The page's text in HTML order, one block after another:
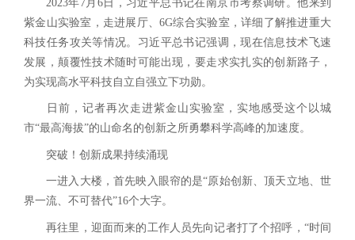
2023年7月6日，习近平总书记在南京市考察调研。他来到
紫金山实验室，走进展厅、6G综合实验室，详细了解推进重大
科技任务攻关等情况。习近平总书记强调，现在信息技术飞速
发展，颠覆性技术随时可能出现，要走求实扎实的创新路子，
为实现高水平科技自立自强立下功勋。
日前，记者再次走进紫金山实验室，实地感受这个以城
市“最高海拔”的山命名的创新之所勇攀科学高峰的加速度。
突破！创新成果持续涌现
一进入大楼，首先映入眼帘的是“原始创新、顶天立地、世
界一流、不可替代”16个大字。
再往里，迎面而来的工作人员先向记者打了个招呼，“时间